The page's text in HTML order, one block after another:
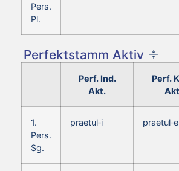
Pers.
Pl.
Perfektstamm Aktiv
Perf. Ind.
Akt.
Perf.
1.
Pers.
Sg.
praetul‑i